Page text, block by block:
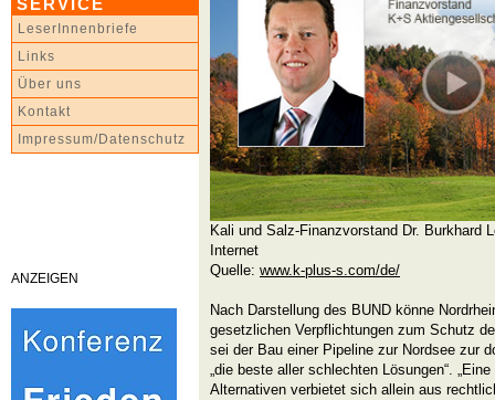
SERVICE
LeserInnenbriefe
Links
Über uns
Kontakt
Impressum/Datenschutz
ANZEIGEN
Kali und Salz-Finanzvorstand Dr. Burkhard
Internet
Quelle: www.k-plus-s.com/de/
Nach Darstellung des BUND könne
gesetzlichen Verpflichtungen zum Schutz
sei der Bau einer Pipeline zur Nordsee zur
„die beste aller schlechten Lösungen“.
Alternativen verbietet sich allein aus